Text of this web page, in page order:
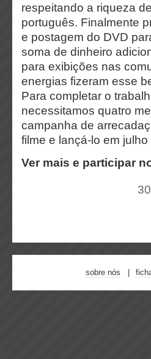
respeitando a riqueza
português. Finalmente
e postagem do DVD
soma de dinheiro
para exibições nas
energias fizeram esse
Para completar o
necessitamos quatro
campanha de
filme e lançá-lo em
Ver mais e participar
sobre nós